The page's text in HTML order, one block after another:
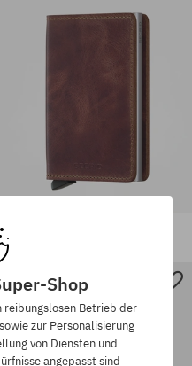
Universalgröße
Universalgröße
Shop
reibungslosen Betrieb der
zur Personalisierung
von Diensten und
angepasst sind